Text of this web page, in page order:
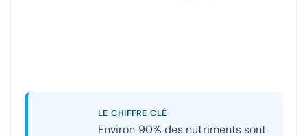
LE CHIFFRE CLÉ
Environ 90% des nutriments sont